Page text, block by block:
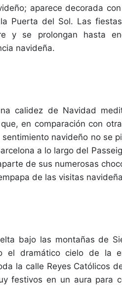
aparece decorada
Puerta del Sol. Las
y se prolongan hasta
navideña.
calidez de Navidad
en comparación con
navideño no se
a lo largo del
de sus numerosas
de las visitas
bajo las montañas de
el dramático cielo de la
la calle Reyes Católicos
festivos en un aura para